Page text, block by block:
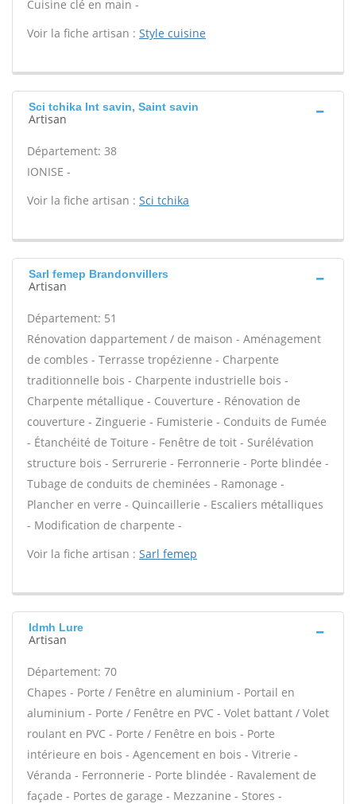
Cuisine clé en main -
Voir la fiche artisan : Style cuisine
Sci tchika Int savin, Saint savin
Artisan
Département: 38
IONISE -
Voir la fiche artisan : Sci tchika
Sarl femep Brandonvillers
Artisan
Département: 51
Rénovation dappartement / de maison - Aménagement
de combles - Terrasse tropézienne - Charpente
traditionnelle bois - Charpente industrielle bois -
Charpente métallique - Couverture - Rénovation de
couverture - Zinguerie - Fumisterie - Conduits de Fumée
- Étanchéité de Toiture - Fenêtre de toit - Surélévation
structure bois - Serrurerie - Ferronnerie - Porte blindée -
Tubage de conduits de cheminées - Ramonage -
Plancher en verre - Quincaillerie - Escaliers métalliques
- Modification de charpente -
Voir la fiche artisan : Sarl femep
Idmh Lure
Artisan
Département: 70
Chapes - Porte / Fenêtre en aluminium - Portail en
aluminium - Porte / Fenêtre en PVC - Volet battant / Volet
roulant en PVC - Porte / Fenêtre en bois - Porte
intérieure en bois - Agencement en bois - Vitrerie -
Véranda - Ferronnerie - Porte blindée - Ravalement de
façade - Portes de garage - Mezzanine - Stores -